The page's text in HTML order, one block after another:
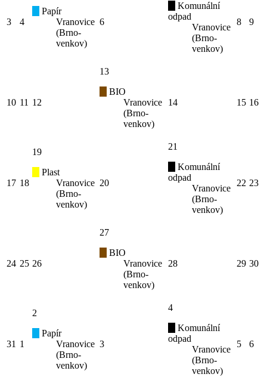
3 4
Papír
Vranovice
(Brno-
venkov)
6
Komunální
odpad
Vranovice
(Brno-
venkov)
8 9
10 11 12
13
BIO
Vranovice
(Brno-
venkov)
14 15 16
17 18
19
Plast
Vranovice
(Brno-
venkov)
20
21
Komunální
odpad
Vranovice
(Brno-
venkov)
22 23
24 25 26
27
BIO
Vranovice
(Brno-
venkov)
28 29 30
31 1
2
Papír
Vranovice
(Brno-
venkov)
3
4
Komunální
odpad
Vranovice
(Brno-
venkov)
5 6